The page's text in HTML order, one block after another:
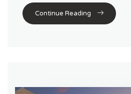
Continue Reading